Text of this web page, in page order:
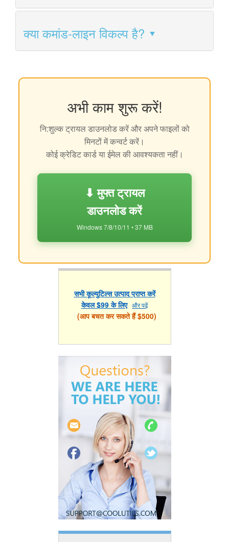
क्या कमांड-लाइन विकल्प है?
अभी काम शुरू करें!
नि:शुल्क ट्रायल डाउनलोड करें और अपने फाइलों को
मिनटों में कन्वर्ट करें।
कोई क्रेडिट कार्ड या ईमेल की आवश्यकता नहीं।
⬇ मुफ्त ट्रायल
डाउनलोड करें
Windows 7/8/10/11 • 37 MB
सभी कूल्युटिल्स उत्पाद प्राप्त करें
केवल $99 के लिए और पढ़ें
(आप बचत कर सकते हैं $500)